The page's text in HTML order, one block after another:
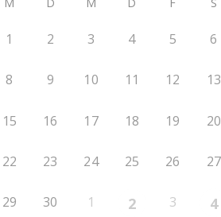
1 2 3 4 5 6
8 9 10 11 12 13
15 16 17 18 19 20
22 23 24 25 26 27
29 30 1 2 3 4